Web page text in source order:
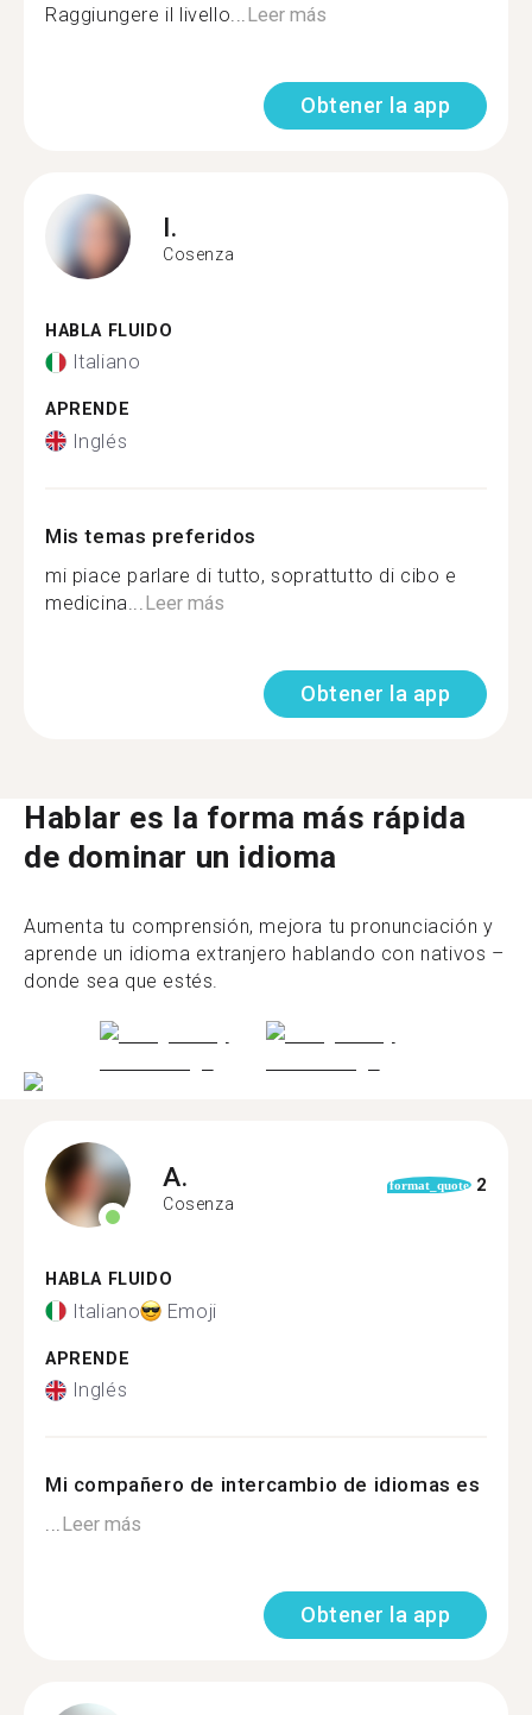
Raggiungere il livello... Leer más
Obtener la app
I.
Cosenza
HABLA FLUIDO
Italiano
APRENDE
Inglés
Mis temas preferidos
mi piace parlare di tutto, soprattutto di cibo e
medicina... Leer más
Obtener la app
Hablar es la forma más rápida
de dominar un idioma
Aumenta tu comprensión, mejora tu pronunciación y
aprende un idioma extranjero hablando con nativos –
donde sea que estés.
A.
Cosenza
format_quote 2
HABLA FLUIDO
Italiano Emoji
APRENDE
Inglés
Mi compañero de intercambio de idiomas es
...Leer más
Obtener la app